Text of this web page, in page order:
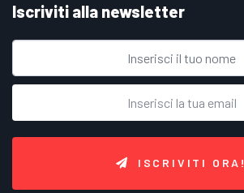
Iscriviti alla newsletter
ISCRIVITI ORA!